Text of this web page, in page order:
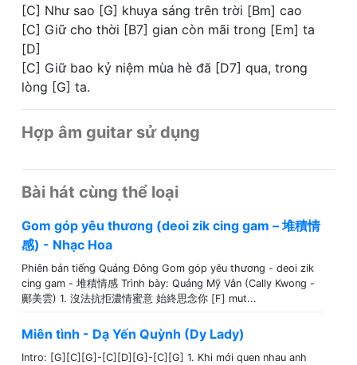
[C] Như sao [G] khuya sáng trên trời [Bm] cao
[C] Giữ cho thời [B7] gian còn mãi trong [Em] ta
[D]
[C] Giữ bao kỷ niệm mùa hè đã [D7] qua, trong
lòng [G] ta.
Hợp âm guitar sử dụng
Bài hát cùng thể loại
Gom góp yêu thương (deoi zik cing gam – 堆積情
感) - Nhạc Hoa
Phiên bản tiếng Quảng Đông Gom góp yêu thương - deoi zik
cing gam - 堆積情感 Trình bày: Quảng Mỹ Vân (Cally Kwong -
鄺美雲) 1. 沒法抗拒濃情蜜意 始終思念你 [F] mut...
Miên tình - Dạ Yến Quỳnh (Dy Lady)
Intro: [G][C][G]-[C][D][G]-[C][G] 1. Khi mới quen nhau anh